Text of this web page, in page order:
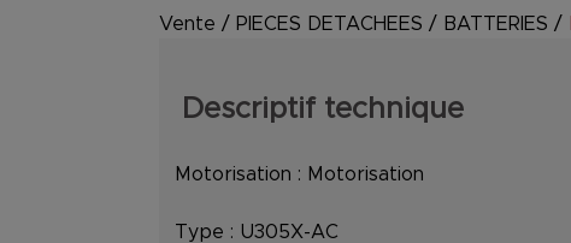
Vente / PIECES DETACHEES / BATTERIES /
Descriptif technique
Motorisation : Motorisation
Type : U305X-AC